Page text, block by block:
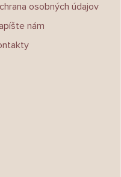
osobných údajov
nám